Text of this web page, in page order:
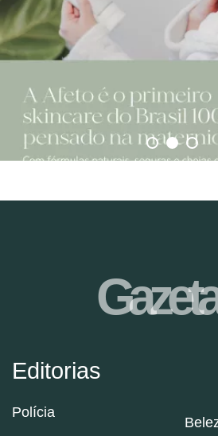
Editorias
Polícia